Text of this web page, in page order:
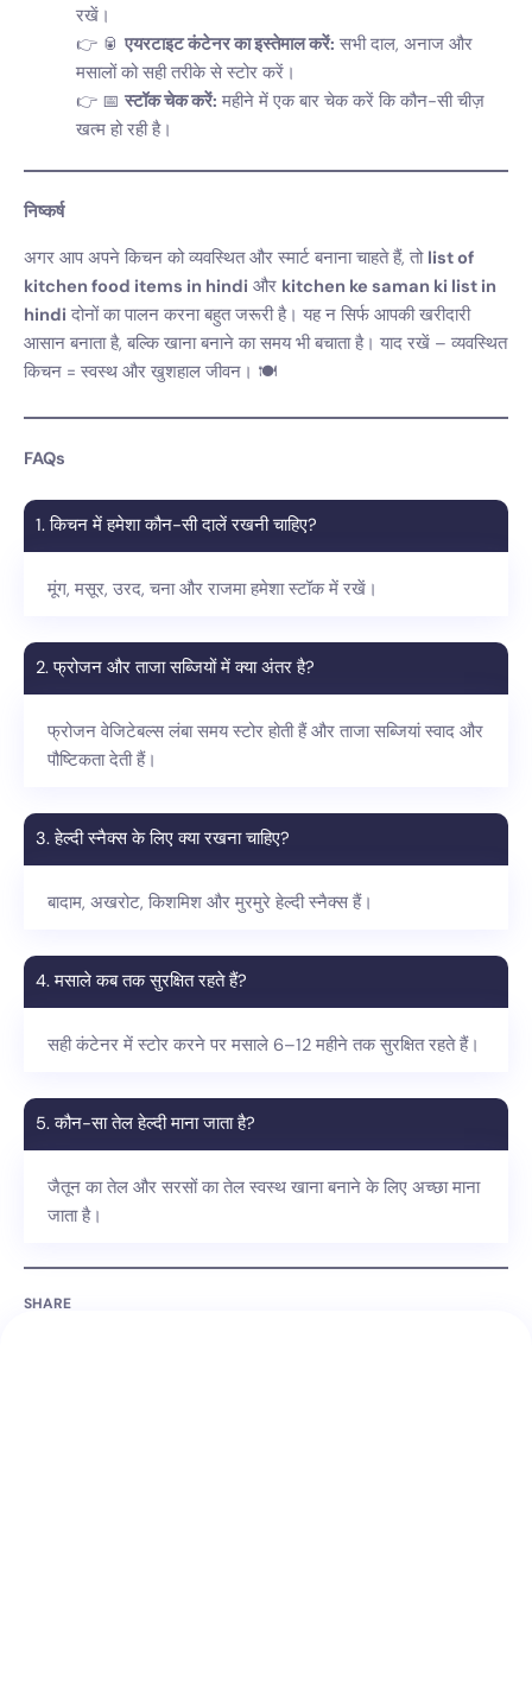
रखें।
🥫 एयरटाइट कंटेनर का इस्तेमाल करें: सभी दाल, अनाज और
मसालों को सही तरीके से स्टोर करें।
📅 स्टॉक चेक करें: महीने में एक बार चेक करें कि कौन-सी चीज़
खत्म हो रही है।
निष्कर्ष
अगर आप अपने किचन को व्यवस्थित और स्मार्ट बनाना चाहते हैं, तो list of
kitchen food items in hindi और kitchen ke saman ki list in
hindi दोनों का पालन करना बहुत जरूरी है। यह न सिर्फ आपकी खरीदारी
आसान बनाता है, बल्कि खाना बनाने का समय भी बचाता है। याद रखें – व्यवस्थित
किचन = स्वस्थ और खुशहाल जीवन। 🍽️
FAQs
1. किचन में हमेशा कौन-सी दालें रखनी चाहिए?
मूंग, मसूर, उरद, चना और राजमा हमेशा स्टॉक में रखें।
2. फ्रोजन और ताजा सब्जियों में क्या अंतर है?
फ्रोजन वेजिटेबल्स लंबा समय स्टोर होती हैं और ताजा सब्जियां स्वाद और
पौष्टिकता देती हैं।
3. हेल्दी स्नैक्स के लिए क्या रखना चाहिए?
बादाम, अखरोट, किशमिश और मुरमुरे हेल्दी स्नैक्स हैं।
4. मसाले कब तक सुरक्षित रहते हैं?
सही कंटेनर में स्टोर करने पर मसाले 6–12 महीने तक सुरक्षित रहते हैं।
5. कौन-सा तेल हेल्दी माना जाता है?
जैतून का तेल और सरसों का तेल स्वस्थ खाना बनाने के लिए अच्छा माना
जाता है।
SHARE